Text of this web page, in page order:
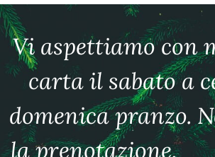
Vi aspettiamo con
carta il sabato a
domenica pranzo.
la